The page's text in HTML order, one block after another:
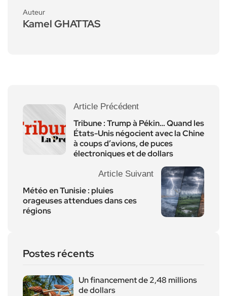
Auteur
Kamel GHATTAS
Article Précédent
Tribune : Trump à Pékin… Quand les
États-Unis négocient avec la Chine
à coups d’avions, de puces
électroniques et de dollars
Article Suivant
Météo en Tunisie : pluies
orageuses attendues dans ces
régions
Postes récents
Un financement de 2,48 millions
de dollars